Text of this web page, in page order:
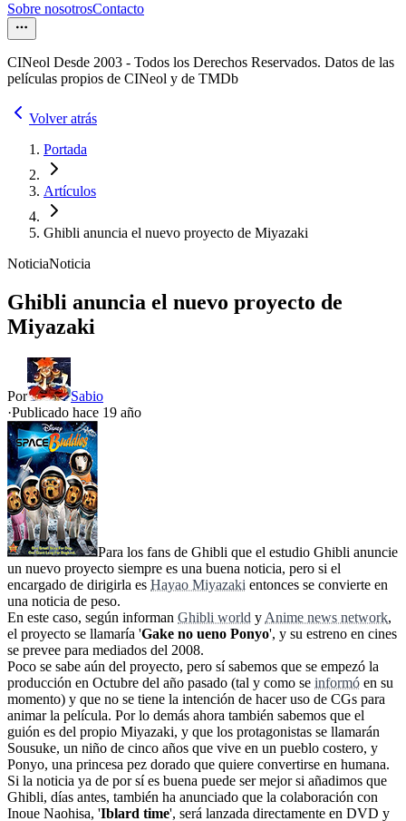
Sobre nosotrosContacto
CINeol Desde 2003 - Todos los Derechos Reservados. Datos de las
películas propios de CINeol y de TMDb
Volver atrás
Portada
Artículos
Ghibli anuncia el nuevo proyecto de Miyazaki
NoticiaNoticia
Ghibli anuncia el nuevo proyecto de
Miyazaki
Por
Sabio
·Publicado hace 19 año
Para los fans de Ghibli que el estudio Ghibli anuncie
un nuevo proyecto siempre es una buena noticia, pero si el
encargado de dirigirla es Hayao Miyazaki entonces se convierte en
una noticia de peso.
En este caso, según informan Ghibli world y Anime news network,
el proyecto se llamaría 'Gake no ueno Ponyo', y su estreno en cines
se prevee para mediados del 2008.
Poco se sabe aún del proyecto, pero sí sabemos que se empezó la
producción en Octubre del año pasado (tal y como se informó en su
momento) y que no se tiene la intención de hacer uso de CGs para
animar la película. Por lo demás ahora también sabemos que el
guión es del propio Miyazaki, y que los protagonistas se llamarán
Sousuke, un niño de cinco años que vive en un pueblo costero, y
Ponyo, una princesa pez dorado que quiere convertirse en humana.
Si la noticia ya de por sí es buena puede ser mejor si añadimos que
Ghibli, días antes, también ha anunciado que la colaboración con
Inoue Naohisa, 'Iblard time', será lanzada directamente en DVD y